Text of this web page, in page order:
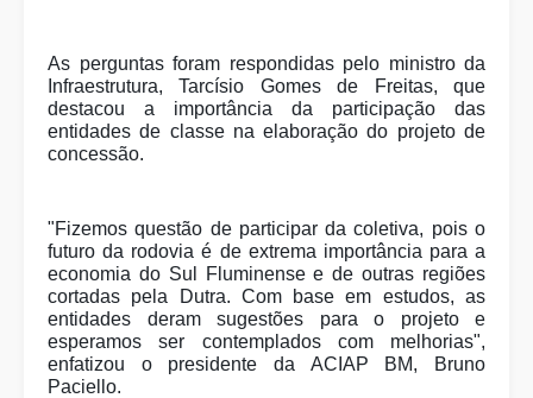
As perguntas foram respondidas pelo ministro da
Infraestrutura, Tarcísio Gomes de Freitas, que
destacou a importância da participação das
entidades de classe na elaboração do projeto de
concessão.
"Fizemos questão de participar da coletiva, pois o
futuro da rodovia é de extrema importância para a
economia do Sul Fluminense e de outras regiões
cortadas pela Dutra. Com base em estudos, as
entidades deram sugestões para o projeto e
esperamos ser contemplados com melhorias",
enfatizou o presidente da ACIAP BM, Bruno
Paciello.